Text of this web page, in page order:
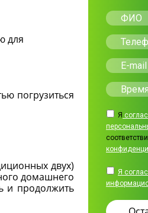
для
погрузиться
двух)
домашнего
и продолжить
Я
Я